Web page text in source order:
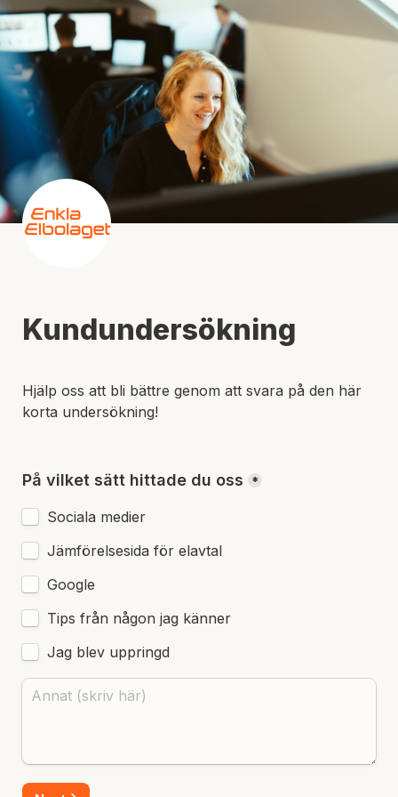
Kundundersökning
Hjälp oss att bli bättre genom att svara på den här
korta undersökning!
På vilket sätt hittade du oss *
Sociala medier
Jämförelsesida för elavtal
Google
Tips från någon jag känner
Jag blev uppringd